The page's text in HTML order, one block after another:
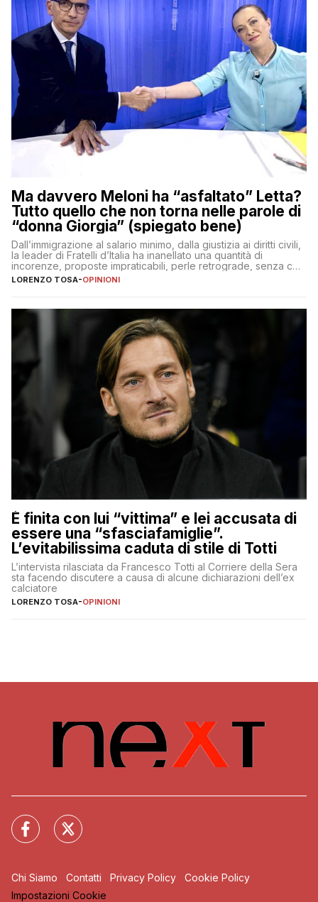
Ma davvero Meloni ha “asfaltato” Letta?
Tutto quello che non torna nelle parole di
“donna Giorgia” (spiegato bene)
Dall’immigrazione al salario minimo, dalla giustizia ai diritti civili,
la leader di Fratelli d’Italia ha inanellato una quantità di
incorenze, proposte impraticabili, perle retrograde, senza che
nessuno – a destra come a sinistra – glielo abbia fatto notare
LORENZO TOSA-OPINIONI
È finita con lui “vittima” e lei accusata di
essere una “sfasciafamiglie”.
L’evitabilissima caduta di stile di Totti
L’intervista rilasciata da Francesco Totti al Corriere della Sera
sta facendo discutere a causa di alcune dichiarazioni dell’ex
calciatore
LORENZO TOSA-OPINIONI
Chi Siamo Contatti Privacy Policy
Cookie Policy
Impostazioni Cookie